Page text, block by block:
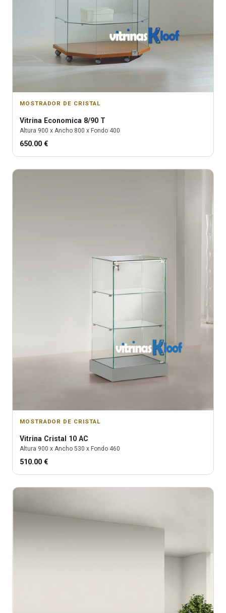
MOSTRADOR DE CRISTAL
Vitrina Economica 8/90 T
Altura 900 x Ancho 800 x Fondo 400
650.00 €
MOSTRADOR DE CRISTAL
Vitrina Cristal 10 AC
Altura 900 x Ancho 530 x Fondo 460
510.00 €